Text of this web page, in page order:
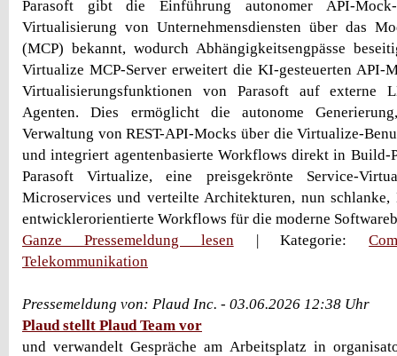
Parasoft gibt die Einführung autonomer API-
Virtualisierung von Unternehmensdiensten über das
(MCP) bekannt, wodurch Abhängigkeitsengpässe
Virtualize MCP-Server erweitert die KI-gesteuerten API-
Virtualisierungsfunktionen von Parasoft auf externe
Agenten. Dies ermöglicht die autonome
Verwaltung von REST-API-Mocks über die Virtualize-
und integriert agentenbasierte Workflows direkt in Build-
Parasoft Virtualize, eine preisgekrönte Service-
Microservices und verteilte Architekturen, nun schlanke,
entwicklerorientierte Workflows für die moderne
Ganze Pressemeldung lesen| Kategorie:
Telekommunikation
Pressemeldung von: Plaud Inc. - 03.06.2026 12:38 Uhr
Plaud stellt Plaud Team vor
und verwandelt Gespräche am Arbeitsplatz in